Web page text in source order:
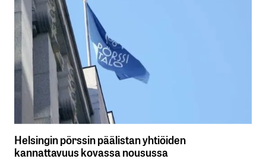
Helsingin pörssin päälistan yhtiöiden
kannattavuus kovassa nousussa